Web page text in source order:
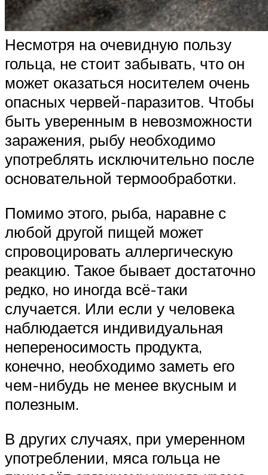
Несмотря на очевидную пользу
гольца, не стоит забывать, что он
может оказаться носителем очень
опасных червей-паразитов. Чтобы
быть уверенным в невозможности
заражения, рыбу необходимо
употреблять исключительно после
основательной термообработки.
Помимо этого, рыба, наравне с
любой другой пищей может
спровоцировать аллергическую
реакцию. Такое бывает достаточно
редко, но иногда всё-таки
случается. Или если у человека
наблюдается индивидуальная
непереносимость продукта,
конечно, необходимо заметь его
чем-нибудь не менее вкусным и
полезным.
В других случаях, при умеренном
употреблении, мяса гольца не